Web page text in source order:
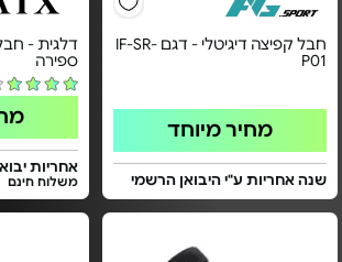
חבל קפיצה דיגיטלי - דגם IF-SR-
P01
מחיר מיוחד
שנה אחריות ע"י היבואן הרשמי
דלגית -
ספירה
אחריות
משלוח חינם